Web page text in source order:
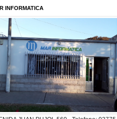
INFORMATICA